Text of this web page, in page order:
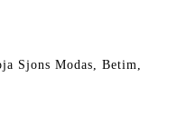
Sjons Modas, Betim,